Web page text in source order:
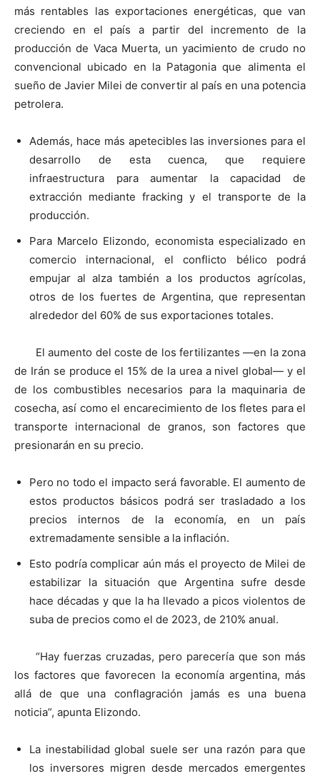
más rentables las exportaciones energéticas, que van
creciendo en el país a partir del incremento de la
producción de Vaca Muerta, un yacimiento de crudo no
convencional ubicado en la Patagonia que alimenta el
sueño de Javier Milei de convertir al país en una potencia
petrolera.
Además, hace más apetecibles las inversiones para el
desarrollo de esta cuenca, que requiere
infraestructura para aumentar la capacidad de
extracción mediante fracking y el transporte de la
producción.
Para Marcelo Elizondo, economista especializado en
comercio internacional, el conflicto bélico podrá
empujar al alza también a los productos agrícolas,
otros de los fuertes de Argentina, que representan
alrededor del 60% de sus exportaciones totales.
El aumento del coste de los fertilizantes —en la zona
de Irán se produce el 15% de la urea a nivel global— y el
de los combustibles necesarios para la maquinaria de
cosecha, así como el encarecimiento de los fletes para el
transporte internacional de granos, son factores que
presionarán en su precio.
Pero no todo el impacto será favorable. El aumento de
estos productos básicos podrá ser trasladado a los
precios internos de la economía, en un país
extremadamente sensible a la inflación.
Esto podría complicar aún más el proyecto de Milei de
estabilizar la situación que Argentina sufre desde
hace décadas y que la ha llevado a picos violentos de
suba de precios como el de 2023, de 210% anual.
“Hay fuerzas cruzadas, pero parecería que son más
los factores que favorecen la economía argentina, más
allá de que una conflagración jamás es una buena
noticia”, apunta Elizondo.
La inestabilidad global suele ser una razón para que
los inversores migren desde mercados emergentes